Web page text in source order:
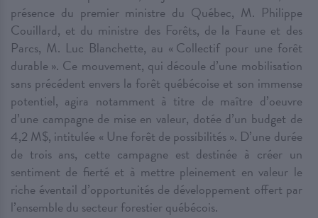
présence du premier ministre du Québec, M. Philippe
Couillard, et du ministre des Forêts, de la Faune et des
Parcs, M. Luc Blanchette, au « Collectif pour une forêt
durable ». Ce mouvement, qui découle d’une mobilisation
sans précédent envers la forêt québécoise et son immense
potentiel, agira notamment à titre de maître d’oeuvre
d’une campagne de mise en valeur, dotée d’un budget de
4,2 M$, intitulée « Une forêt de possibilités ». D’une durée
de trois ans, cette campagne est destinée à créer un
sentiment de fierté et à mettre pleinement en valeur le
riche éventail d’opportunités de développement offert par
l’ensemble du secteur forestier québécois.